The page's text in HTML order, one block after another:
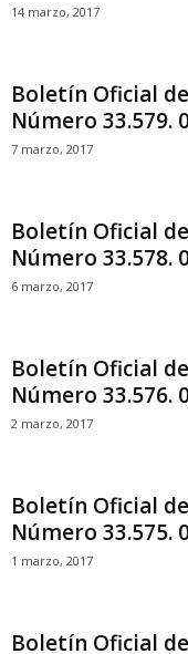
14 marzo, 2017
Boletín Oficial
Número 33.579.
7 marzo, 2017
Boletín Oficial
Número 33.578.
6 marzo, 2017
Boletín Oficial
Número 33.576.
2 marzo, 2017
Boletín Oficial
Número 33.575.
1 marzo, 2017
Boletín Oficial